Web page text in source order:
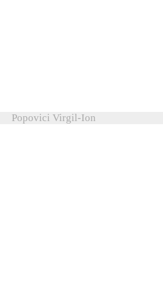
Popovici Virgil-Ion